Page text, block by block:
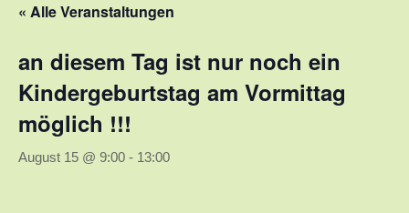
« Alle Veranstaltungen
an diesem Tag ist nur noch ein
Kindergeburtstag am Vormittag
möglich !!!
August 15 @ 9:00 - 13:00